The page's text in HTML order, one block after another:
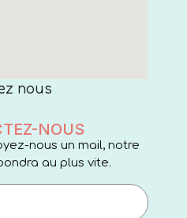
nous
NOUS
nous un mail, notre
au plus vite.